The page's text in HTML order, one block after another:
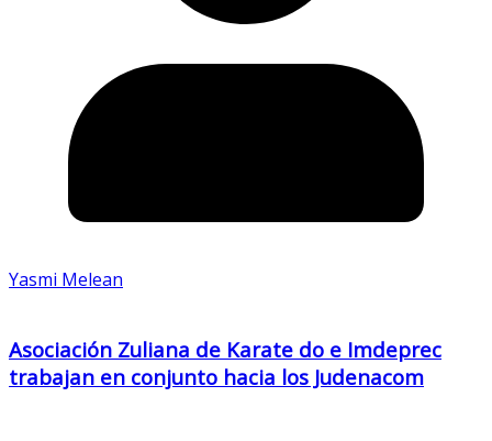
Yasmi Melean
Asociación Zuliana de Karate do e Imdeprec
trabajan en conjunto hacia los Judenacom